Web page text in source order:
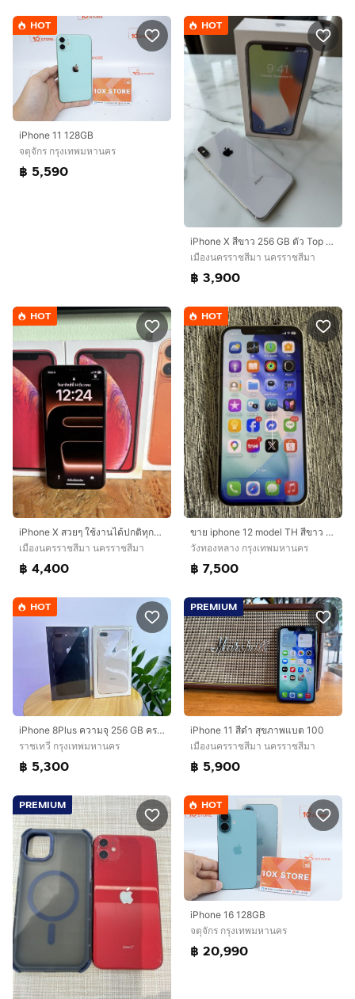
HOT
iPhone 11 128GB
จตุจักร กรุงเทพมหานคร
฿ 5,590
HOT
iPhone X สีขาว 256 GB ตัว Top เครื่องศูนย์ไทย โมเดล Th สภาพสวย สแกนใบหน้าปกติ
เมืองนครราชสีมา นครราชสีมา
฿ 3,900
HOT
iPhone X สวยๆ ใช้งานได้ปกติทุกอย่างสุขภาพแบต 100
เมืองนครราชสีมา นครราชสีมา
฿ 4,400
HOT
ขาย iphone 12 model TH สีขาว 128GB เดิมๆสภาพขาว ใส สวยมาก
วังทองหลาง กรุงเทพมหานคร
฿ 7,500
HOT
iPhone 8Plus ความจุ 256 GB ครบทุกสี เครื่องใหม่
ราชเทวี กรุงเทพมหานคร
฿ 5,300
PREMIUM
iPhone 11 สีดำ สุขภาพแบต 100
เมืองนครราชสีมา นครราชสีมา
฿ 5,900
PREMIUM HOT
iPhone 16 128GB
จตุจักร กรุงเทพมหานคร
฿ 20,990